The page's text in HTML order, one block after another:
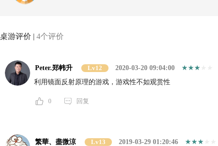
桌游评价 | 4个评价
Peter.郑帏升 Lv12
2020-03-20 09:04:00
利用镜面反射原理的游戏，游戏性不如观赏性
0 回复
繁華、盡微涼 Lv13
2019-03-29 01:20:46